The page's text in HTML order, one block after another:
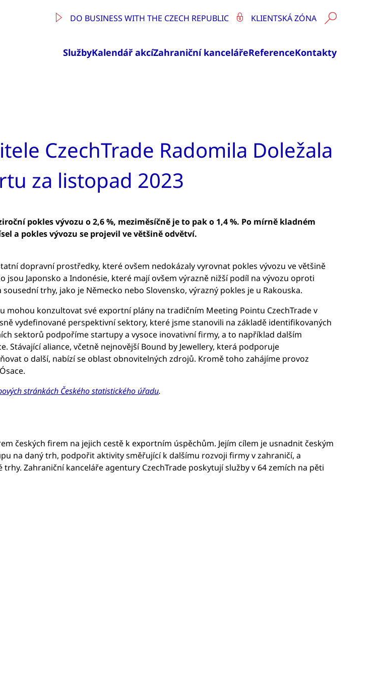
DO BUSINESS WITH THE CZECH REPUBLIC KLIENTSKÁ ZÓNA
SlužbyKalendář akcíZahraniční kancelářeReferenceKontakty
CzechTrade Radomila Doležala
za listopad 2023
pokles vývozu o 2,6 %, meziměsíčně je to pak o 1,4 %. Po mírně kladném
a pokles vývozu se projevil ve většině odvětví.
dopravní prostředky, které ovšem nedokázaly vyrovnat pokles vývozu ve většině
Japonsko a Indonésie, které mají ovšem výrazně nižší podíl na vývozu oproti
trhy, jako je Německo nebo Slovensko, výrazný pokles je u Rakouska.
konzultovat své exportní plány na tradičním Meeting Pointu CzechTrade v
vydefinované perspektivní sektory, které jsme stanovili na základě identifikovaných
sektorů podpoříme startupy a vysoce inovativní firmy, a to například dalším
Stávající aliance, včetně nejnovější Bound by Jewellery, která podporuje
o další, nabízí se oblast obnovitelných zdrojů. Kromě toho zahájíme provoz
stránkách Českého statistického úřadu.
českých firem na jejich cestě k exportním úspěchům. Jejím cílem je usnadnit českým
na daný trh, podpořit aktivity směřující k dalšímu rozvoji firmy v zahraničí, a
Zahraniční kanceláře agentury CzechTrade poskytují služby v 64 zemích na pěti